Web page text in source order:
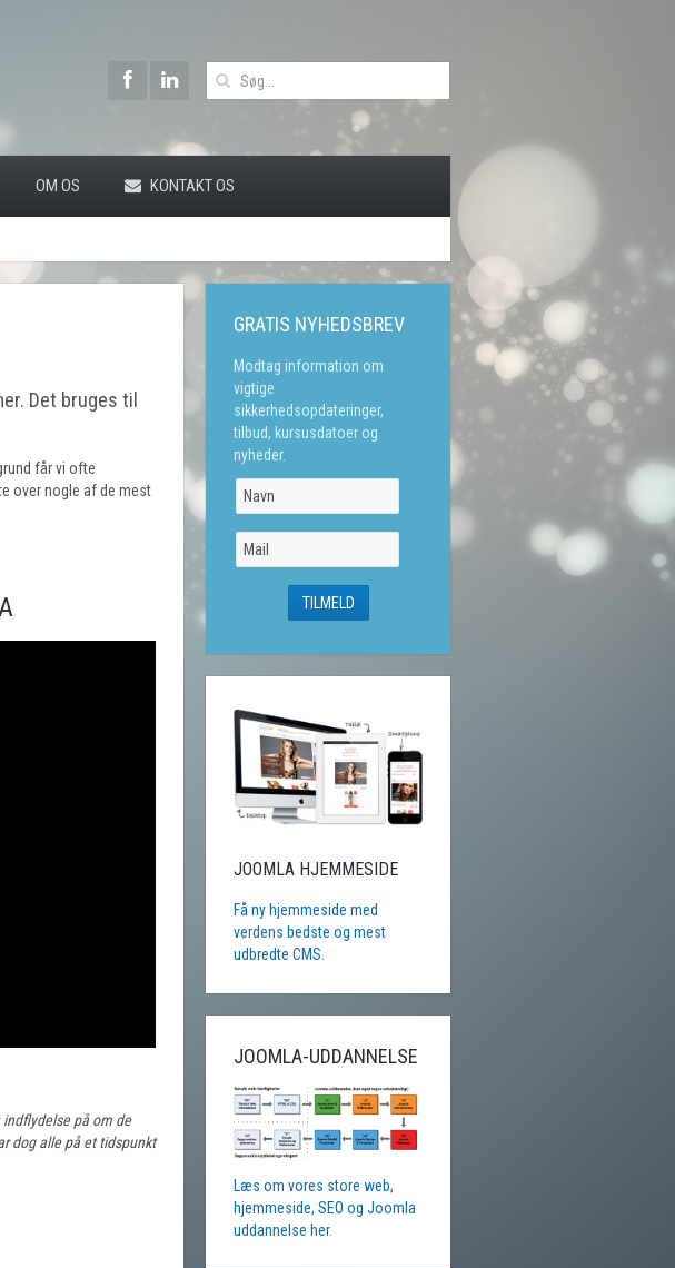
OM OS KONTAKT OS
Det bruges til
får vi ofte
over nogle af de mest
på om de
dog alle på et tidspunkt
GRATIS NYHEDSBREV
Modtag information om
vigtige
sikkerhedsopdateringer,
tilbud, kursusdatoer og
nyheder.
JOOMLA HJEMMESIDE
Få ny hjemmeside med
verdens bedste og mest
udbredte CMS.
JOOMLA-UDDANNELSE
Læs om vores store web,
hjemmeside, SEO og Joomla
uddannelse her.